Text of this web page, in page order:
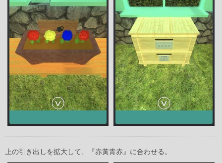
上の引き出しを拡大して、『赤黃青赤』に合わせる。